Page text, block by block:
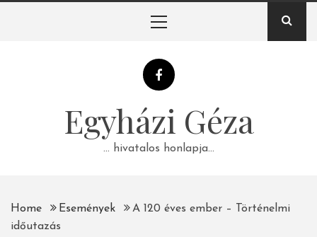
Egyházi Géza
… hivatalos honlapja…
Home Események
A 120 éves ember – Történelmi
időutazás